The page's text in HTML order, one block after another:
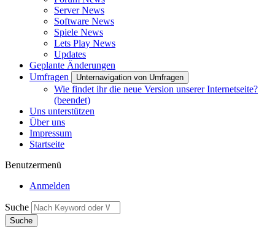
Server News
Software News
Spiele News
Lets Play News
Updates
Geplante Änderungen
Umfragen
Unternavigation von Umfragen
Wie findet ihr die neue Version unserer Internetseite?
(beendet)
Uns unterstützen
Über uns
Impressum
Startseite
Benutzermenü
Anmelden
Suche